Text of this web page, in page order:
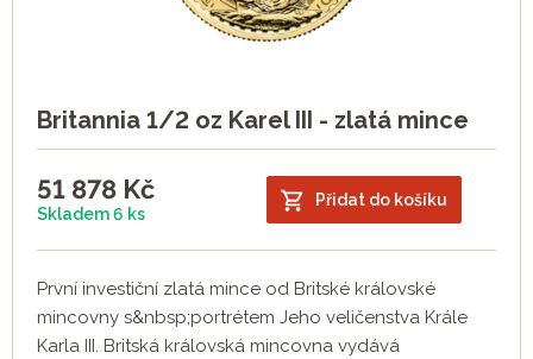
Britannia 1/2 oz Karel III - zlatá mince
51 878 Kč
Skladem 6 ks
Přidat do košíku
První investiční zlatá mince od Britské královské
mincovny s&nbsp;portrétem Jeho veličenstva Krále
Karla III. Britská královská mincovna vydává